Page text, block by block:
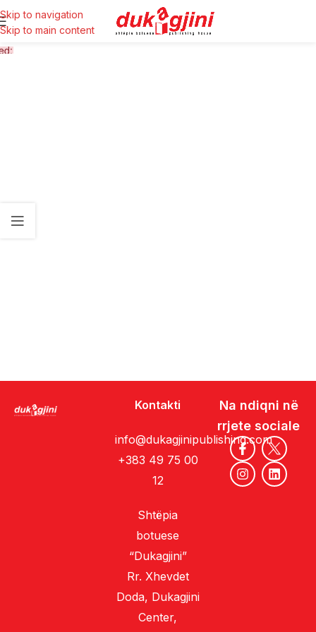
Skip to navigation
Skip to main content
Kontakti
info@dukagjinipublishing.com
+383 49 75 00
12
Shtëpia
botuese
“Dukagjini”
Rr. Xhevdet
Doda, Dukagjini
Center,
Na ndiqni në
rrjete sociale